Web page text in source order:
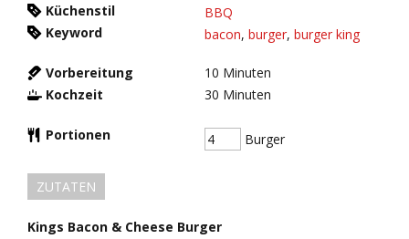
Küchenstil
BBQ
Keyword
bacon, burger, burger king
Vorbereitung 10 Minuten
Kochzeit
30 Minuten
Portionen Burger
ZUTATEN
Kings Bacon & Cheese Burger